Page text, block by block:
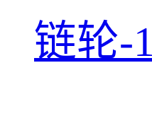
链轮-